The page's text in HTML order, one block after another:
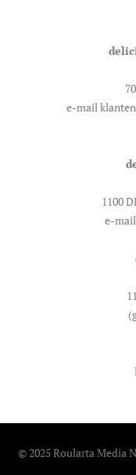
e-mail
1100
e-
© 2025 Roularta Media